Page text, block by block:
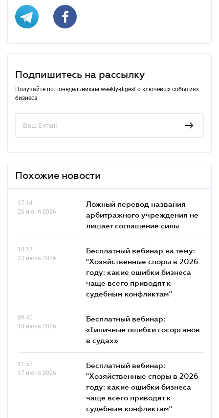
Подпишитесь на рассылку
Получайте по понедельникам weekly-digest о ключевых событиях
бизнеса
Похожие новости
17.14
26 июня 2026
Ложный перевод названия
арбитражного учреждения не
лишает соглашение силы
10.17
23 июня 2026
Бесплатный вебинар на тему:
"Хозяйственные споры в 2026
году: какие ошибки бизнеса
чаще всего приводят к
судебным конфликтам"
09.40
18 июня 2026
Бесплатный вебинар:
«Типичные ошибки госорганов
в судах»
11.57
17 июня 2026
Бесплатный вебинар:
"Хозяйственные споры в 2026
году: какие ошибки бизнеса
чаще всего приводят к
судебным конфликтам"